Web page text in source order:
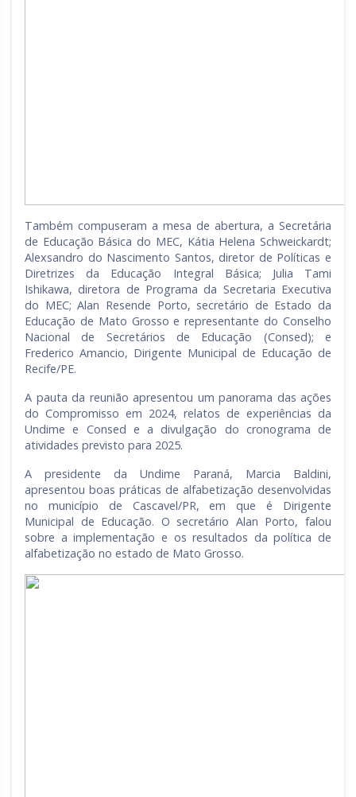
Também compuseram a mesa de abertura, a Secretária
de Educação Básica do MEC, Kátia Helena Schweickardt;
Alexsandro do Nascimento Santos, diretor de Políticas e
Diretrizes da Educação Integral Básica; Julia Tami
Ishikawa, diretora de Programa da Secretaria Executiva
do MEC; Alan Resende Porto, secretário de Estado da
Educação de Mato Grosso e representante do Conselho
Nacional de Secretários de Educação (Consed); e
Frederico Amancio, Dirigente Municipal de Educação de
Recife/PE.
A pauta da reunião apresentou um panorama das ações
do Compromisso em 2024, relatos de experiências da
Undime e Consed e a divulgação do cronograma de
atividades previsto para 2025.
A presidente da Undime Paraná, Marcia Baldini,
apresentou boas práticas de alfabetização desenvolvidas
no município de Cascavel/PR, em que é Dirigente
Municipal de Educação. O secretário Alan Porto, falou
sobre a implementação e os resultados da política de
alfabetização no estado de Mato Grosso.